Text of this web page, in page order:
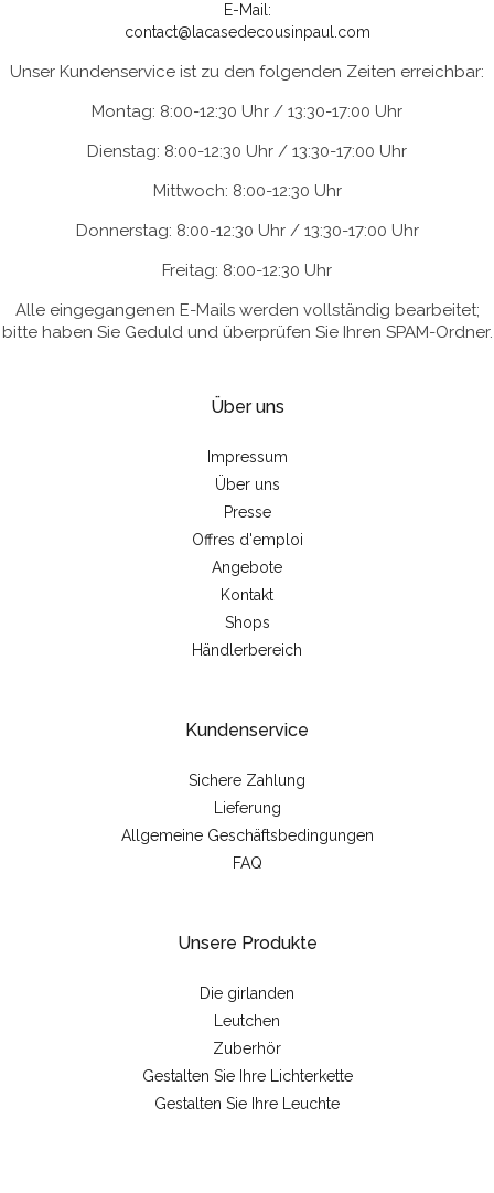
E-Mail:
contact@lacasedecousinpaul.com
Unser Kundenservice ist zu den folgenden Zeiten erreichbar:
Montag: 8:00-12:30 Uhr / 13:30-17:00 Uhr
Dienstag: 8:00-12:30 Uhr / 13:30-17:00 Uhr
Mittwoch: 8:00-12:30 Uhr
Donnerstag: 8:00-12:30 Uhr / 13:30-17:00 Uhr
Freitag: 8:00-12:30 Uhr
Alle eingegangenen E-Mails werden vollständig bearbeitet;
bitte haben Sie Geduld und überprüfen Sie Ihren SPAM-Ordner.
Über uns
Impressum
Über uns
Presse
Offres d'emploi
Angebote
Kontakt
Shops
Händlerbereich
Kundenservice
Sichere Zahlung
Lieferung
Allgemeine Geschäftsbedingungen
FAQ
Unsere Produkte
Die girlanden
Leutchen
Zuberhör
Gestalten Sie Ihre Lichterkette
Gestalten Sie Ihre Leuchte